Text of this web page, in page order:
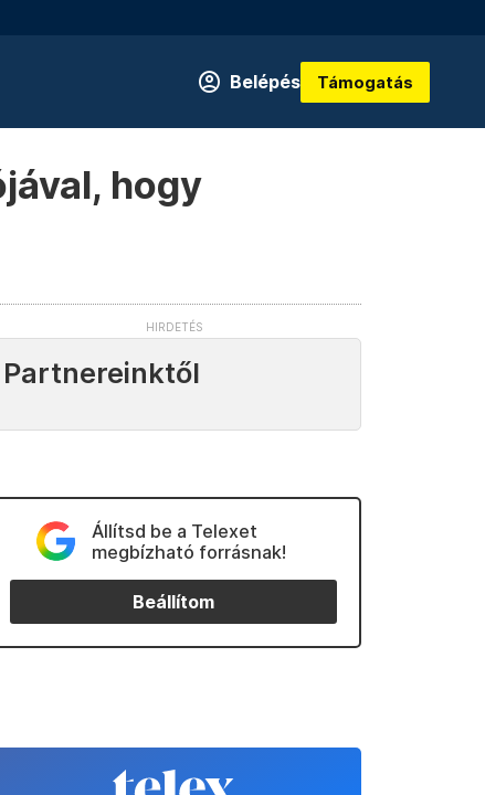
Belépés Támogatás
hogy
Partnereinktől
Állítsd be a Telexet
megbízható forrásnak!
Beállítom